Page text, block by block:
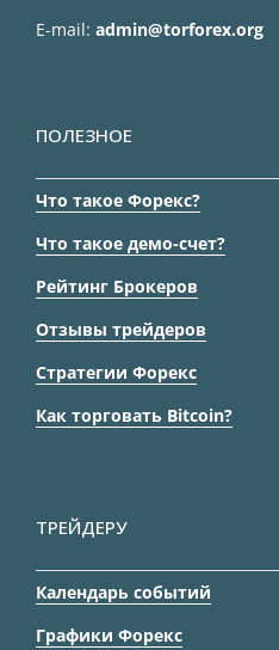
E-mail: admin@torforex.org
ПОЛЕЗНОЕ
Что такое Форекс?
Что такое демо-счет?
Рейтинг Брокеров
Отзывы трейдеров
Стратегии Форекс
Как торговать Bitcoin?
ТРЕЙДЕРУ
Календарь событий
Графики Форекс